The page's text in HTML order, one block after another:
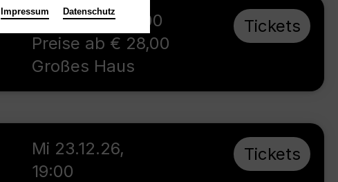
So 4.10.26,
16:00
Preise ab € 28,00
Großes Haus
Tickets
Mi 23.12.26,
19:00
Tickets
Impressum Datenschutz